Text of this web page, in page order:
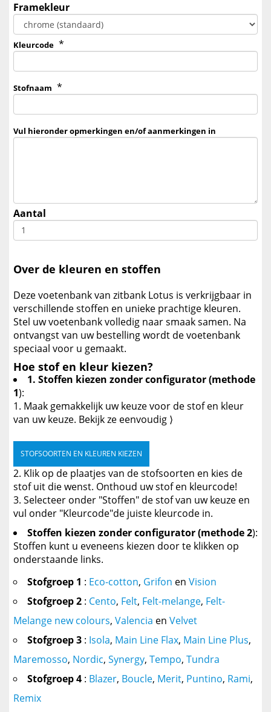
Framekleur
Kleurcode *
Stofnaam *
Vul hieronder opmerkingen en/of aanmerkingen in
Aantal
Over de kleuren en stoffen
Deze voetenbank van zitbank Lotus is verkrijgbaar in
verschillende stoffen en unieke prachtige kleuren.
Stel uw voetenbank volledig naar smaak samen. Na
ontvangst van uw bestelling wordt de voetenbank
speciaal voor u gemaakt.
Hoe stof en kleur kiezen?
1. Stoffen kiezen zonder configurator (methode
1):
Maak gemakkelijk uw keuze voor de stof en kleur
van uw keuze. Bekijk ze eenvoudig ⟩
STOFSOORTEN EN KLEUREN KIEZEN
Klik op de plaatjes van de stofsoorten en kies de
stof uit die wenst. Onthoud uw stof en kleurcode!
Selecteer onder "Stoffen" de stof van uw keuze en
vul onder "Kleurcode"de juiste kleurcode in.
Stoffen kiezen zonder configurator (methode 2):
Stoffen kunt u eveneens kiezen door te klikken op
onderstaande links.
Stofgroep 1 : Eco-cotton, Grifon en Vision
Stofgroep 2 : Cento, Felt, Felt-melange, Felt-
Melange new colours, Valencia en Velvet
Stofgroep 3 : Isola, Main Line Flax, Main Line Plus,
Maremosso, Nordic, Synergy, Tempo, Tundra
Stofgroep 4 : Blazer, Boucle, Merit, Puntino, Rami,
Remix